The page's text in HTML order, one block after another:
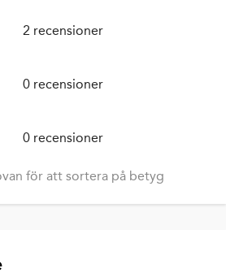
2 recensioner
0 recensioner
0 recensioner
för att sortera på betyg